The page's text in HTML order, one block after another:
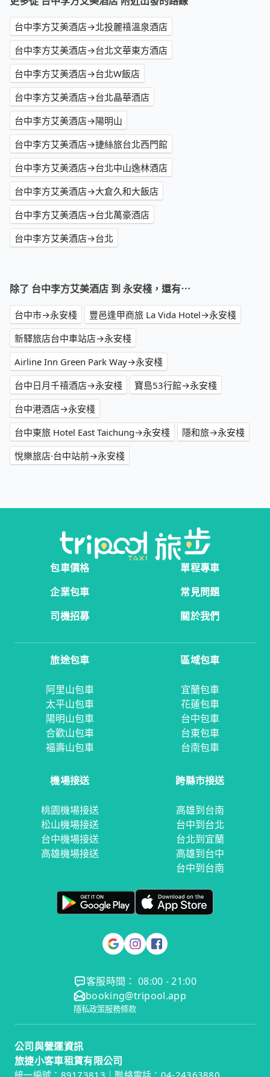
台中李方艾美酒店→北投麗禧溫泉酒店
台中李方艾美酒店→台北文華東方酒店
台中李方艾美酒店→台北W飯店
台中李方艾美酒店→台北晶華酒店
台中李方艾美酒店→陽明山
台中李方艾美酒店→捷絲旅台北西門館
台中李方艾美酒店→台北中山逸林酒店
台中李方艾美酒店→大倉久和大飯店
台中李方艾美酒店→台北萬豪酒店
台中李方艾美酒店→台北
除了 台中李方艾美酒店 到 永安棧，還有⋯
台中市→永安棧
豐邑逢甲商旅 La Vida Hotel→永安棧
新驛旅店台中車站店→永安棧
Airline Inn Green Park Way→永安棧
台中日月千禧酒店→永安棧
寶島53行館→永安棧
台中港酒店→永安棧
台中東旅 Hotel East Taichung→永安棧
隱和旅→永安棧
悅樂旅店·台中站前→永安棧
包車價格
單程專車
企業包車
常見問題
司機招募
關於我們
旅途包車
阿里山包車
太平山包車
陽明山包車
合歡山包車
福壽山包車
區域包車
宜蘭包車
花蓮包車
台中包車
台東包車
台南包車
機場接送
桃園機場接送
松山機場接送
台中機場接送
高雄機場接送
跨縣市接送
高雄到台南
台中到台北
台北到宜蘭
高雄到台中
台中到台南
客服時間： 08:00 - 21:00
booking@tripool.app
隱私政策服務條款
公司與營運資訊
旅捷小客車租賃有限公司